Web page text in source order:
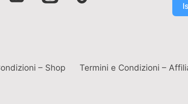
– Shop Termini e Condizioni –